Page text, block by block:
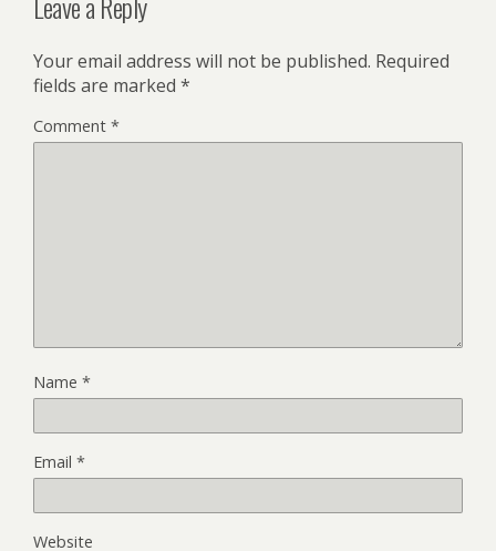
Your email address will not be published. Required
fields are marked *
Comment *
Name *
Email *
Website